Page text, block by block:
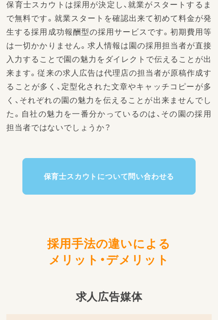
保育士スカウトは採用が決定し、就業がスタートするま
で無料です。就業スタートを確認出来て初めて料金が発
生する採用成功報酬型の採用サービスです。初期費用等
は一切かかりません。求人情報は園の採用担当者が直接
入力することで園の魅力をダイレクトで伝えることが出
来ます。従来の求人広告は代理店の担当者が原稿作成す
ることが多く、定型化された文章やキャッチコピーが多
く、それぞれの園の魅力を伝えることが出来ませんでし
た。自社の魅力を一番分かっているのは、その園の採用
担当者ではないでしょうか？
保育士スカウトについて問い合わせる
採用手法の違いによる
メリット・デメリット
求人広告媒体